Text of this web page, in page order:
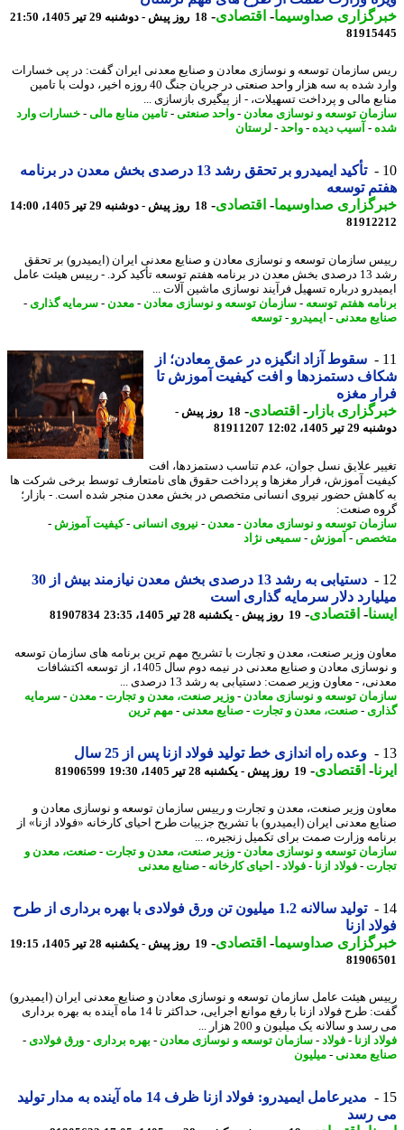
صداوسیما-اقتصادی-18 روز پیش - دوشنبه 29 تیر 1405، 21:50
سازمان توسعه و نوسازی معادن و صنایع معدنی ایران گفت: در پی خسارات
وارد شده به سه هزار واحد صنعتی در جریان جنگ 40 روزه اخیر، دولت با تامین
مالی و پرداخت تسهیلات، - از پیگیری بازسازی ...
توسعه و نوسازی معادن-واحد صنعتی-تامین منابع مالی-خسارات وارد
-آسیب دیده -واحد-لرستان
تأکید ایمیدرو بر تحقق رشد 13 درصدی بخش معدن در برنامه
توسعه
صداوسیما-اقتصادی-18 روز پیش - دوشنبه 29 تیر 1405، 14:00
سازمان توسعه و نوسازی معادن و صنایع معدنی ایران (ایمیدرو) بر تحقق
رشد 13 درصدی بخش معدن در برنامه هفتم توسعه تأکید کرد. - رییس هیئت عامل
درباره تسهیل فرآیند نوسازی ماشین آلات ...
هفتم توسعه-سازمان توسعه و نوسازی معادن-معدن-سرمایه گذاری-
معدنی-ایمیدرو-توسعه
سقوط آزاد انگیزه در عمق معادن؛ از
دستمزدها و افت کیفیت آموزش تا
مغزه
بازار- اقتصادی-
18 روز پیش -
1405، 12:02
81911207
علایق نسل جوان، عدم تناسب دستمزدها، افت
آموزش، فرار مغزها و پرداخت حقوق های نامتعارف توسط برخی شرکت ها
حضور نیروی انسانی متخصص در بخش معدن منجر شده است. - بازار؛
صنعت:
توسعه و نوسازی معادن-معدن-نیروی انسانی-کیفیت آموزش-
-آموزش-سمیعی نژاد
دستیابی به رشد 13 درصدی بخش معدن نیازمند بیش از 30
دلار سرمایه گذاری است
-اقتصادی-19 روز پیش - یکشنبه 28 تیر 1405، 23:35 81907834
وزیر صنعت، معدن و تجارت با تشریح مهم ترین برنامه های سازمان توسعه
و نوسازی معادن و صنایع معدنی در نیمه دوم سال 1405، از توسعه اکتشافات
- معاون وزیر صمت: دستیابی به رشد 13 درصدی ...
توسعه و نوسازی معادن-وزیر صنعت، معدن و تجارت- معدن-سرمایه
- صنعت، معدن و تجارت- صنایع معدنی-مهم ترین
وعده راه اندازی خط تولید فولاد ازنا پس از 25 سال
-اقتصادی-19 روز پیش - یکشنبه 28 تیر 1405، 19:30 81906599
وزیر صنعت، معدن و تجارت و رییس سازمان توسعه و نوسازی معادن و
معدنی ایران (ایمیدرو) با تشریح جزییات طرح احیای کارخانه «فولاد ازنا» از
وزارت صمت برای تکمیل زنجیره، ...
توسعه و نوسازی معادن-وزیر صنعت، معدن و تجارت- صنعت، معدن و
- فولاد ازنا- فولاد-احیای کارخانه -صنایع معدنی
تولید سالانه 1.2 میلیون تن ورق فولادی با بهره برداری از طرح
ازنا
صداوسیما-اقتصادی-19 روز پیش - یکشنبه 28 تیر 1405، 19:15
هیئت عامل سازمان توسعه و نوسازی معادن و صنایع معدنی ایران (ایمیدرو)
گفت: طرح فولاد ازنا با رفع موانع اجرایی، حداکثر تا 14 ماه آینده به بهره برداری
و سالانه یک میلیون و 200 هزار ...
ازنا- فولاد-سازمان توسعه و نوسازی معادن-بهره برداری- ورق فولادی-
معدنی-میلیون
مدیرعامل ایمیدرو: فولاد ازنا ظرف 14 ماه آینده به مدار تولید
رسد